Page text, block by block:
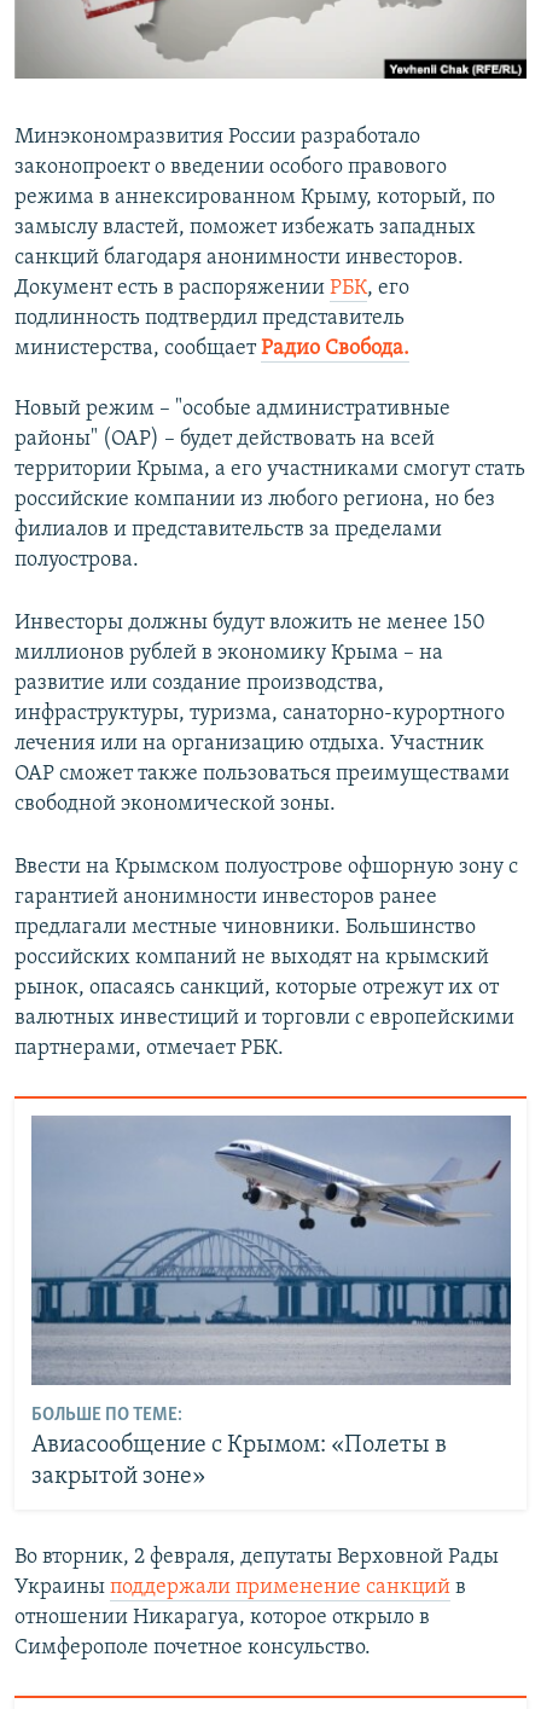
ПОБЕДИТЕЛЕЙ НЕ СУДЯТ?
КРЫМ.НЕПОКОРЕННЫЙ
УКРАИНСКАЯ ПРОБЛЕМА КРЫМА
ПРИСОЕДИНЯЙТЕСЬ!
Все сайты RFE/RL
Минэкономразвития России разработало
законопроект о введении особого правового
режима в аннексированном Крыму, который, по
замыслу властей, поможет избежать западных
санкций благодаря анонимности инвесторов.
Документ есть в распоряжении РБК, его
подлинность подтвердил представитель
министерства, сообщает Радио Свобода.
Новый режим – "особые административные
районы" (ОАР) – будет действовать на всей
территории Крыма, а его участниками смогут стать
российские компании из любого региона, но без
филиалов и представительств за пределами
полуострова.
Инвесторы должны будут вложить не менее 150
миллионов рублей в экономику Крыма – на
развитие или создание производства,
инфраструктуры, туризма, санаторно-курортного
лечения или на организацию отдыха. Участник
ОАР сможет также пользоваться преимуществами
свободной экономической зоны.
Ввести на Крымском полуострове офшорную зону с
гарантией анонимности инвесторов ранее
предлагали местные чиновники. Большинство
российских компаний не выходят на крымский
рынок, опасаясь санкций, которые отрежут их от
валютных инвестиций и торговли с европейскими
партнерами, отмечает РБК.
БОЛЬШЕ ПО ТЕМЕ:
Авиасообщение с Крымом: «Полеты в
закрытой зоне»
Во вторник, 2 февраля, депутаты Верховной Рады
Украины поддержали применение санкций в
отношении Никарагуа, которое открыло в
Симферополе почетное консульство.